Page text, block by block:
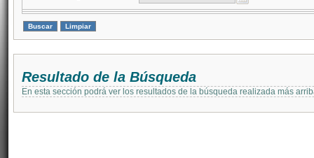
Resultado de la Búsqueda
En esta sección podrá ver los resultados de la búsqueda realizada más